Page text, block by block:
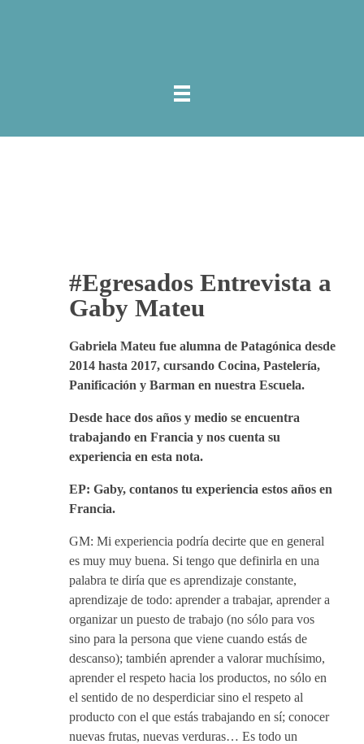
#Egresados Entrevista a
Gaby Mateu
Gabriela Mateu fue alumna de Patagónica desde
2014 hasta 2017, cursando Cocina, Pastelería,
Panificación y Barman en nuestra Escuela.
Desde hace dos años y medio se encuentra
trabajando en Francia y nos cuenta su
experiencia en esta nota.
EP: Gaby, contanos tu experiencia estos años en
Francia.
GM: Mi experiencia podría decirte que en general
es muy muy buena. Si tengo que definirla en una
palabra te diría que es aprendizaje constante,
aprendizaje de todo: aprender a trabajar, aprender a
organizar un puesto de trabajo (no sólo para vos
sino para la persona que viene cuando estás de
descanso); también aprender a valorar muchísimo,
aprender el respeto hacia los productos, no sólo en
el sentido de no desperdiciar sino el respeto al
producto con el que estás trabajando en sí; conocer
nuevas frutas, nuevas verduras… Es todo un